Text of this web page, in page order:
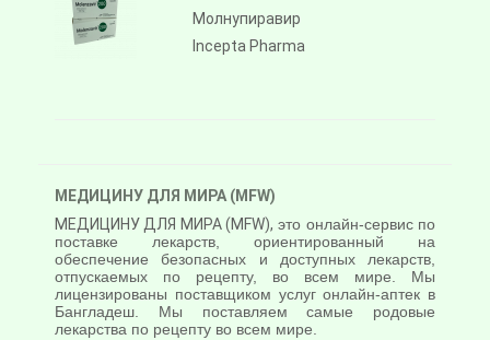
Молнупиравир
Incepta Pharma
МЕДИЦИНУ ДЛЯ МИРА (MFW)
МЕДИЦИНУ ДЛЯ МИРА (MFW), это онлайн-сервис по
поставке лекарств, ориентированный на
обеспечение безопасных и доступных лекарств,
отпускаемых по рецепту, во всем мире. Мы
лицензированы поставщиком услуг онлайн-аптек в
Бангладеш. Мы поставляем самые родовые
лекарства по рецепту во всем мире.